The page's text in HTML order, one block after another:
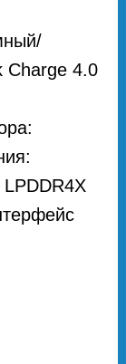
Charge 4.0